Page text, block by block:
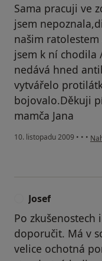
Sama pracuji ve
jsem
našim
jsem k ní chodila
nedává hned
vytvářelo
bojovalo.Děkuji
mamča Jana
10. listopadu 2009 • • •
Josef
Po
doporučit. Má v
velice ochotná